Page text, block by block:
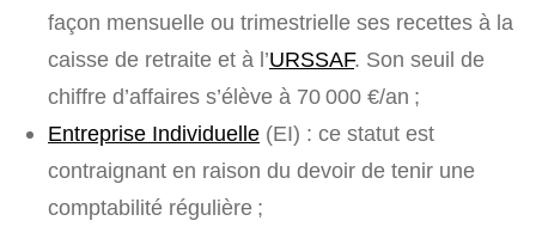
façon mensuelle ou trimestrielle ses recettes à la
caisse de retraite et à l’URSSAF. Son seuil de
chiffre d’affaires s’élève à 70 000 €/an ;
Entreprise Individuelle (EI) : ce statut est
contraignant en raison du devoir de tenir une
comptabilité régulière ;